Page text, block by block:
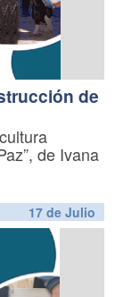
de
de Ivana
17 de Julio